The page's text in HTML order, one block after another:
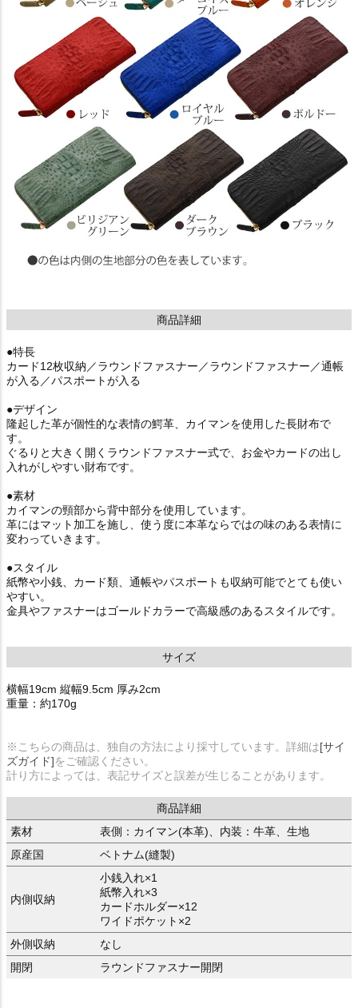
商品詳細
●特長
カード12枚収納／ラウンドファスナー／ラウンドファスナー／通帳
が入る／パスポートが入る
●デザイン
隆起した革が個性的な表情の鰐革、カイマンを使用した長財布で
す。
ぐるりと大きく開くラウンドファスナー式で、お金やカードの出し
入れがしやすい財布です。
●素材
カイマンの頸部から背中部分を使用しています。
革にはマット加工を施し、使う度に本革ならではの味のある表情に
変わっていきます。
●スタイル
紙幣や小銭、カード類、通帳やパスポートも収納可能でとても使い
やすい。
金具やファスナーはゴールドカラーで高級感のあるスタイルです。
サイズ
横幅19cm 縦幅9.5cm 厚み2cm
重量：約170g
※こちらの商品は、独自の方法により採寸しています。詳細は[サイ
ズガイド]をご確認ください。
計り方によっては、表記サイズと誤差が生じることがあります。
商品詳細
素材
表側：カイマン(本革)、内装：牛革、生地
原産国
ベトナム(縫製)
内側収納
小銭入れ×1
紙幣入れ×3
カードホルダー×12
ワイドポケット×2
外側収納
なし
開閉
ラウンドファスナー開閉